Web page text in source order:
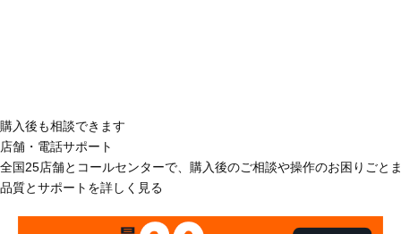
購入後も相談できます
店舗・電話サポート
全国25店舗とコールセンターで、購入後のご相談や操作のお困りごと
品質とサポートを詳しく見る